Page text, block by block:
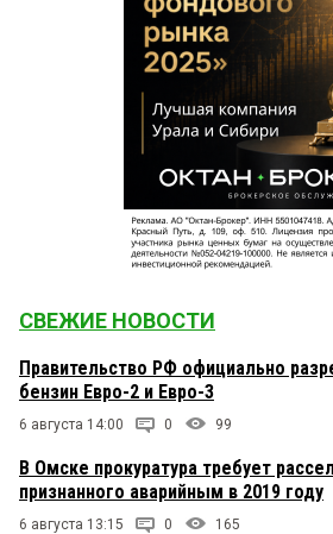
СВЕЖИЕ НОВОСТИ
Правительство РФ официально
бензин Евро-2 и Евро-3
6 августа 14:00 0 99
В Омске прокуратура требует
признанного аварийным в 2019 году
6 августа 13:15 0 165